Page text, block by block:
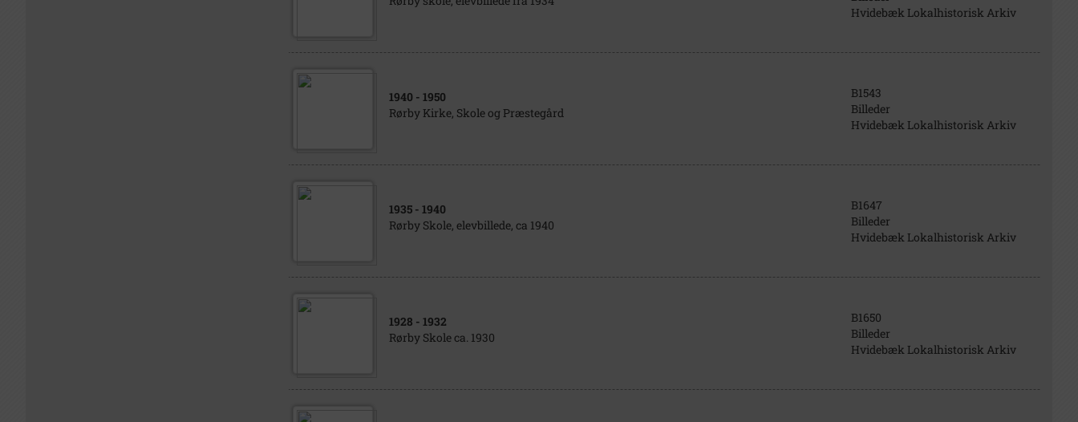
Hvidebæk Lokalhistorisk Arkiv
1940 - 1950
Rørby Kirke, Skole og Præstegård
B1543
Billeder
Hvidebæk Lokalhistorisk Arkiv
1935 - 1940
Rørby Skole, elevbillede, ca 1940
B1647
Billeder
Hvidebæk Lokalhistorisk Arkiv
1928 - 1932
Rørby Skole ca. 1930
B1650
Billeder
Hvidebæk Lokalhistorisk Arkiv